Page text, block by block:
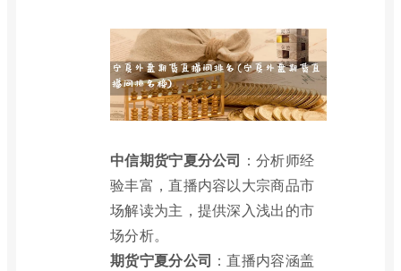
中信期货宁夏分公司 ：分析师经
验丰富，直播内容以大宗商品市
场解读为主，提供深入浅出的市
场分析。
期货宁夏分公司 ：直播内容涵盖